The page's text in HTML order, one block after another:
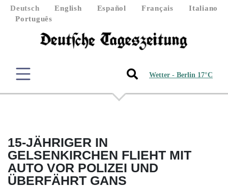
Deutsch English Español Français
Italiano
Português
Wetter - Berlin 17°C
15-JÄHRIGER IN
GELSENKIRCHEN FLIEHT MIT
AUTO VOR POLIZEI UND
ÜBERFÄHRT GANS